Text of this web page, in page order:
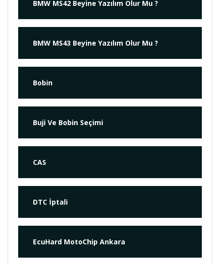
BMW MS42 Beyine Yazılım Olur Mu ?
BMW MS43 Beyine Yazılım Olur Mu ?
Bobin
Buji Ve Bobin Seçimi
CAS
DTC İptali
EcuHard MotoChip Ankara